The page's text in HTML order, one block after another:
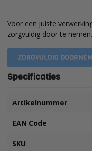
Voor een juiste
zorgvuldig door te nemen.
Specificaties
Artikelnummer
EAN Code
SKU